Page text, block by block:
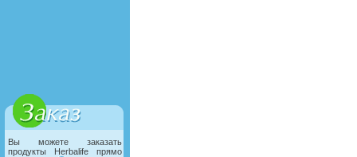
Вы можете заказать
продукты Herbalife прямо